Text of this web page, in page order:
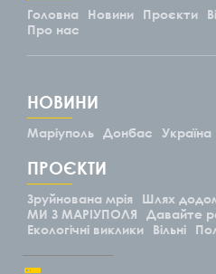
Головна Новини Проєкти
Про нас
НОВИНИ
Маріуполь Донбас Україна
ПРОЄКТИ
Зруйнована мрія Шлях
МИ З МАРІУПОЛЯ
Давайте
Екологічні виклики
Вільні